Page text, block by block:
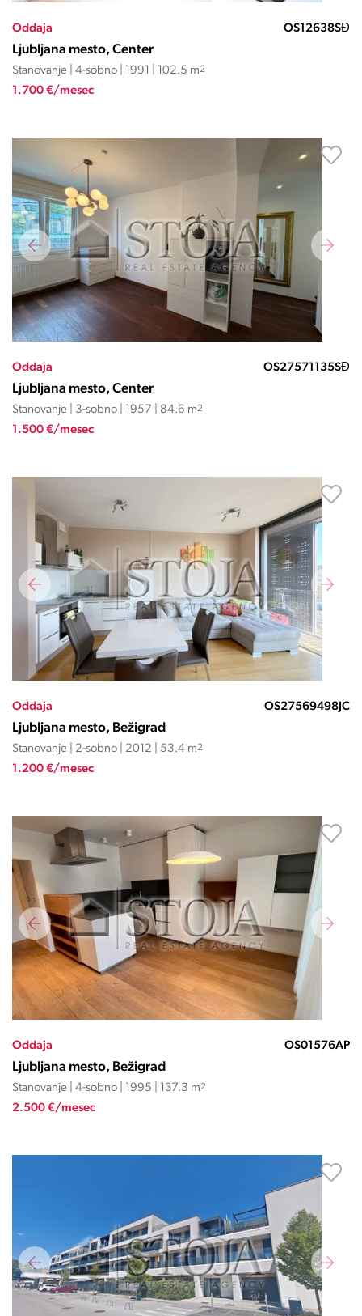
Oddaja OS12638SĐ
Ljubljana mesto, Center
Stanovanje | 4-sobno | 1991 | 102.5 m2
1.700 €/mesec
Oddaja OS27571135SĐ
Ljubljana mesto, Center
Stanovanje | 3-sobno | 1957 | 84.6 m2
1.500 €/mesec
Oddaja OS27569498JC
Ljubljana mesto, Bežigrad
Stanovanje | 2-sobno | 2012 | 53.4 m2
1.200 €/mesec
Oddaja OS01576AP
Ljubljana mesto, Bežigrad
Stanovanje | 4-sobno | 1995 | 137.3 m2
2.500 €/mesec